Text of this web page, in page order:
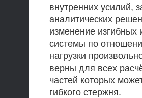
внутренних усилий,
аналитических
изменение изгибных
системы по
нагрузки
верны для всех
частей которых
гибкого стержня.